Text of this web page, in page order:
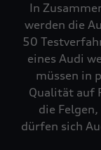
In
werden die
50
eines Audi
müssen in
Qualität auf
die
dürfen sich